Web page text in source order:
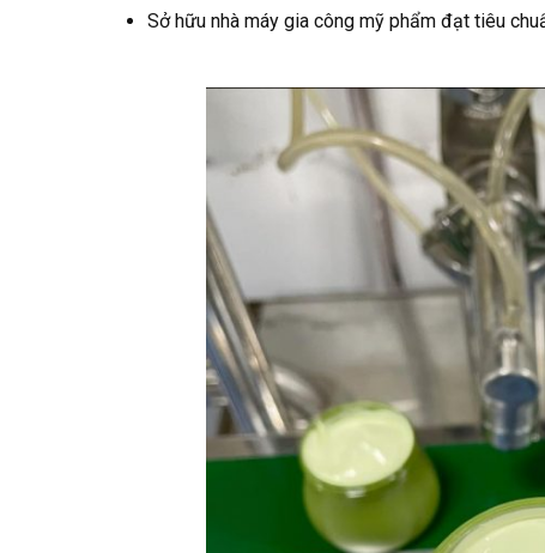
Sở hữu nhà máy gia công mỹ phẩm đạt tiêu